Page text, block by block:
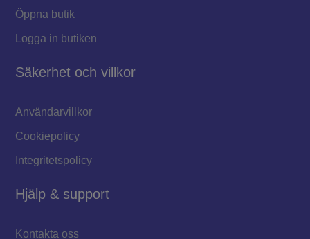
Öppna butik
Logga in butiken
Säkerhet och villkor
Användarvillkor
Cookiepolicy
Integritetspolicy
Hjälp & support
Kontakta oss